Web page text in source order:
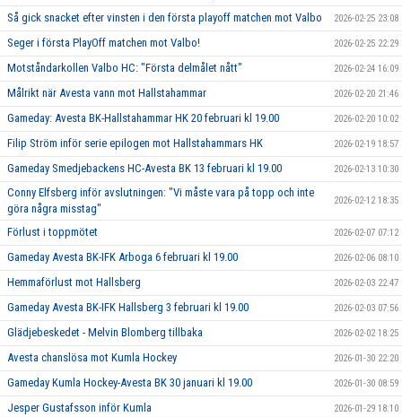
Så gick snacket efter vinsten i den första playoff matchen mot Valbo 2026-02-25 23:08
Seger i första PlayOff matchen mot Valbo! 2026-02-25 22:29
Motståndarkollen Valbo HC: "Första delmålet nått" 2026-02-24 16:09
Målrikt när Avesta vann mot Hallstahammar 2026-02-20 21:46
Gameday: Avesta BK-Hallstahammar HK 20 februari kl 19.00 2026-02-20 10:02
Filip Ström inför serie epilogen mot Hallstahammars HK 2026-02-19 18:57
Gameday Smedjebackens HC-Avesta BK 13 februari kl 19.00 2026-02-13 10:30
Conny Elfsberg inför avslutningen: "Vi måste vara på topp och inte
göra några misstag"
2026-02-12 18:35
Förlust i toppmötet 2026-02-07 07:12
Gameday Avesta BK-IFK Arboga 6 februari kl 19.00 2026-02-06 08:10
Hemmaförlust mot Hallsberg 2026-02-03 22:47
Gameday Avesta BK-IFK Hallsberg 3 februari kl 19.00 2026-02-03 07:56
Glädjebeskedet - Melvin Blomberg tillbaka 2026-02-02 18:25
Avesta chanslösa mot Kumla Hockey 2026-01-30 22:20
Gameday Kumla Hockey-Avesta BK 30 januari kl 19.00 2026-01-30 08:59
Jesper Gustafsson inför Kumla 2026-01-29 18:10